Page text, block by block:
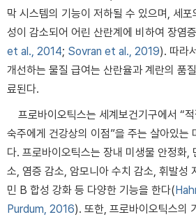
막 시스템의 기능이 저하될 수 있으며, 세
성이 감소되어 어린 산란계에 비하여 장염
et al., 2014; Sovran et al., 2019). 따라
개선하는 물질 급여는 산란율과 계란의 품
료된다.
프로바이오틱스는 세계보건기구에서 “
숙주에게 건강상의 이점”을 주는 살아있는
다. 프로바이오틱스는 장내 미생물 안정화,
소, 염증 감소, 암모니아 수치 감소, 휘발성
민 B 합성 강화 등 다양한 기능을 한다(
Purdum, 2016). 또한, 프로바이오틱스의